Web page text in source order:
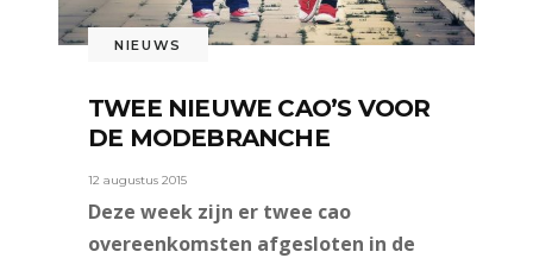
NIEUWS
TWEE NIEUWE CAO’S VOOR
DE MODEBRANCHE
12 augustus 2015
Deze week zijn er twee cao
overeenkomsten afgesloten in de